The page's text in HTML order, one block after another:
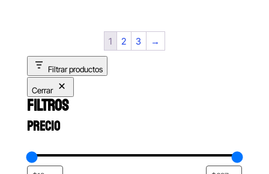
1 2 3 →
Filtrar productos
Cerrar
FILTROS
PRECIO